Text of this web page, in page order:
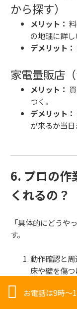
から探す）
メリット：
の地理に詳し
デメリット：
家電量販店
メリット：
つく。
デメリット：
が来るか当日
6. プロの作
くれるの？
「具体的にどうや
す。
動作確認と周
床や壁を傷
パルセータ
 お電話は9時～